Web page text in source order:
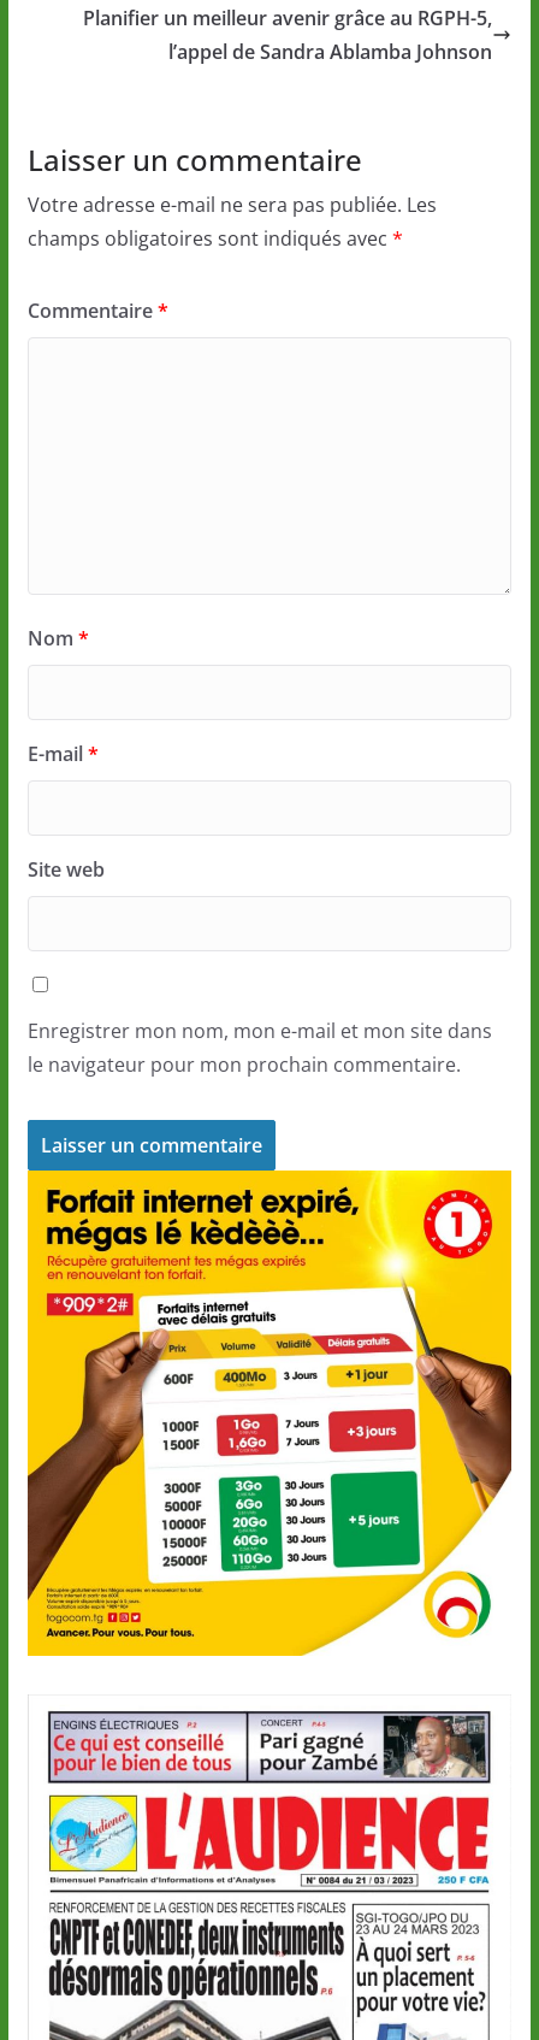
Planifier un meilleur avenir grâce au RGPH-5,
l’appel de Sandra Ablamba Johnson
Laisser un commentaire
Votre adresse e-mail ne sera pas publiée. Les
champs obligatoires sont indiqués avec *
Commentaire*
Nom *
E-mail*
Site web
Enregistrer mon nom, mon e-mail et mon site dans
le navigateur pour mon prochain commentaire.